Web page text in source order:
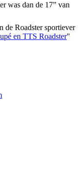
was dan de 17” van
de Roadster sportiever
en TTS Roadster"